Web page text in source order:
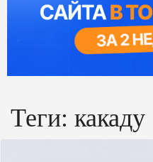
Теги: какаду